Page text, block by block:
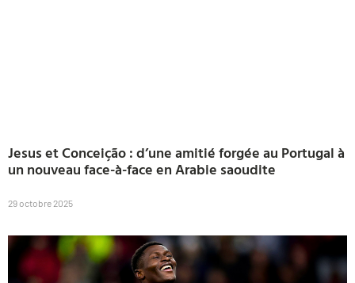
Jesus et Conceição : d’une amitié forgée au Portugal à
un nouveau face-à-face en Arabie saoudite
29 octobre 2025